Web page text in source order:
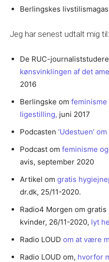
Berlingskes
Jeg har senest udtalt mig til:
De RUC-
kønsvinklingen af det
2016
Berlingske om feminisme
ligestilling, juni 2017
Podcasten ‘Udestuen’
Podcast om feminisme
avis, september 2020
Artikel om gratis
dr.dk, 25/11-2020.
Radio4 Morgen om
kvinder, 26/11-2020, lyt
Radio LOUD om at være
Radio LOUD om, hvorfor